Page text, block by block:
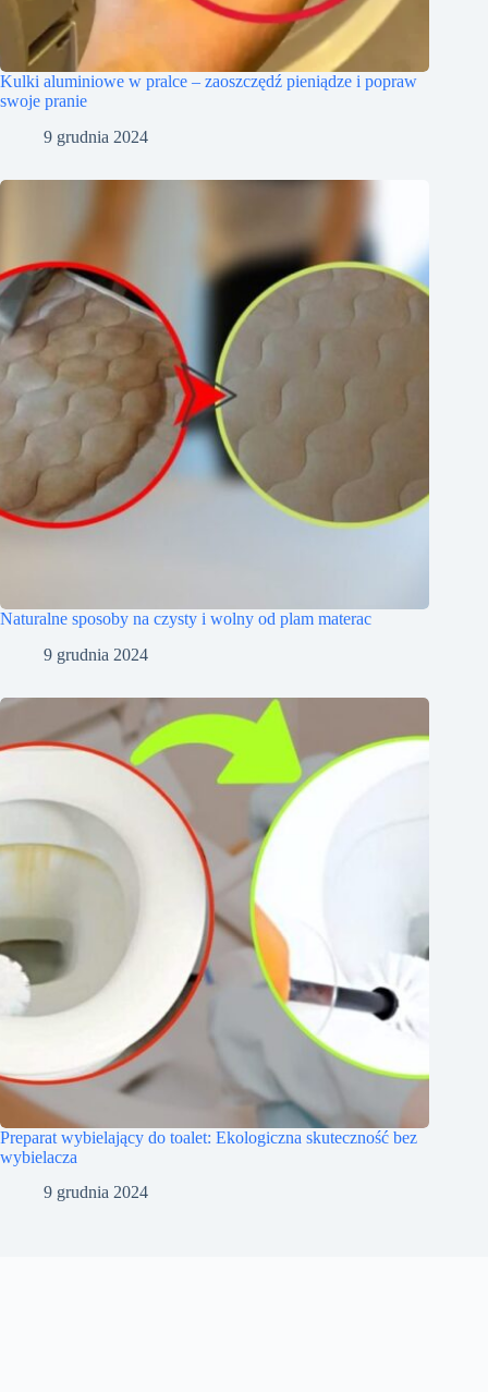
Kulki aluminiowe w pralce – zaoszczędź pieniądze i popraw
swoje pranie
9 grudnia 2024
Naturalne sposoby na czysty i wolny od plam materac
9 grudnia 2024
Preparat wybielający do toalet: Ekologiczna skuteczność bez
wybielacza
9 grudnia 2024